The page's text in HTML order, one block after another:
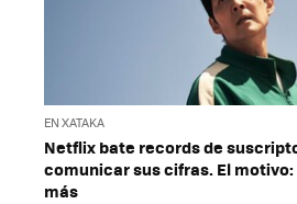
EN XATAKA
Netflix bate records de
comunicar sus cifras. El
más